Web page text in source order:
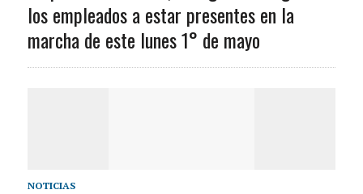
los empleados a estar presentes en la
marcha de este lunes 1° de mayo
NOTICIAS